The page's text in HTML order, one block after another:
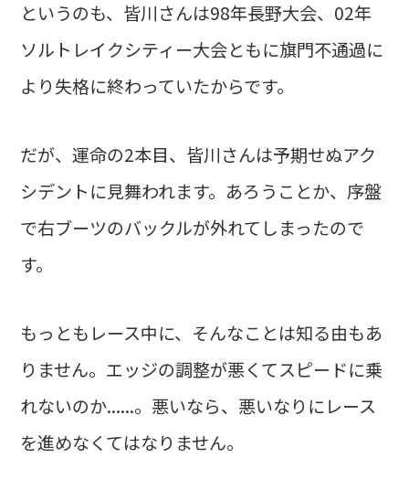
というのも、皆川さんは98年長野大会、02年
ソルトレイクシティー大会ともに旗門不通過に
より失格に終わっていたからです。
だが、運命の2本目、皆川さんは予期せぬアク
シデントに見舞われます。あろうことか、序盤
で右ブーツのバックルが外れてしまったので
す。
もっともレース中に、そんなことは知る由もあ
りません。エッジの調整が悪くてスピードに乗
れないのか......。悪いなら、悪いなりにレース
を進めなくてはなりません。